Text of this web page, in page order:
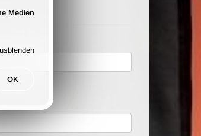
Medien
OK